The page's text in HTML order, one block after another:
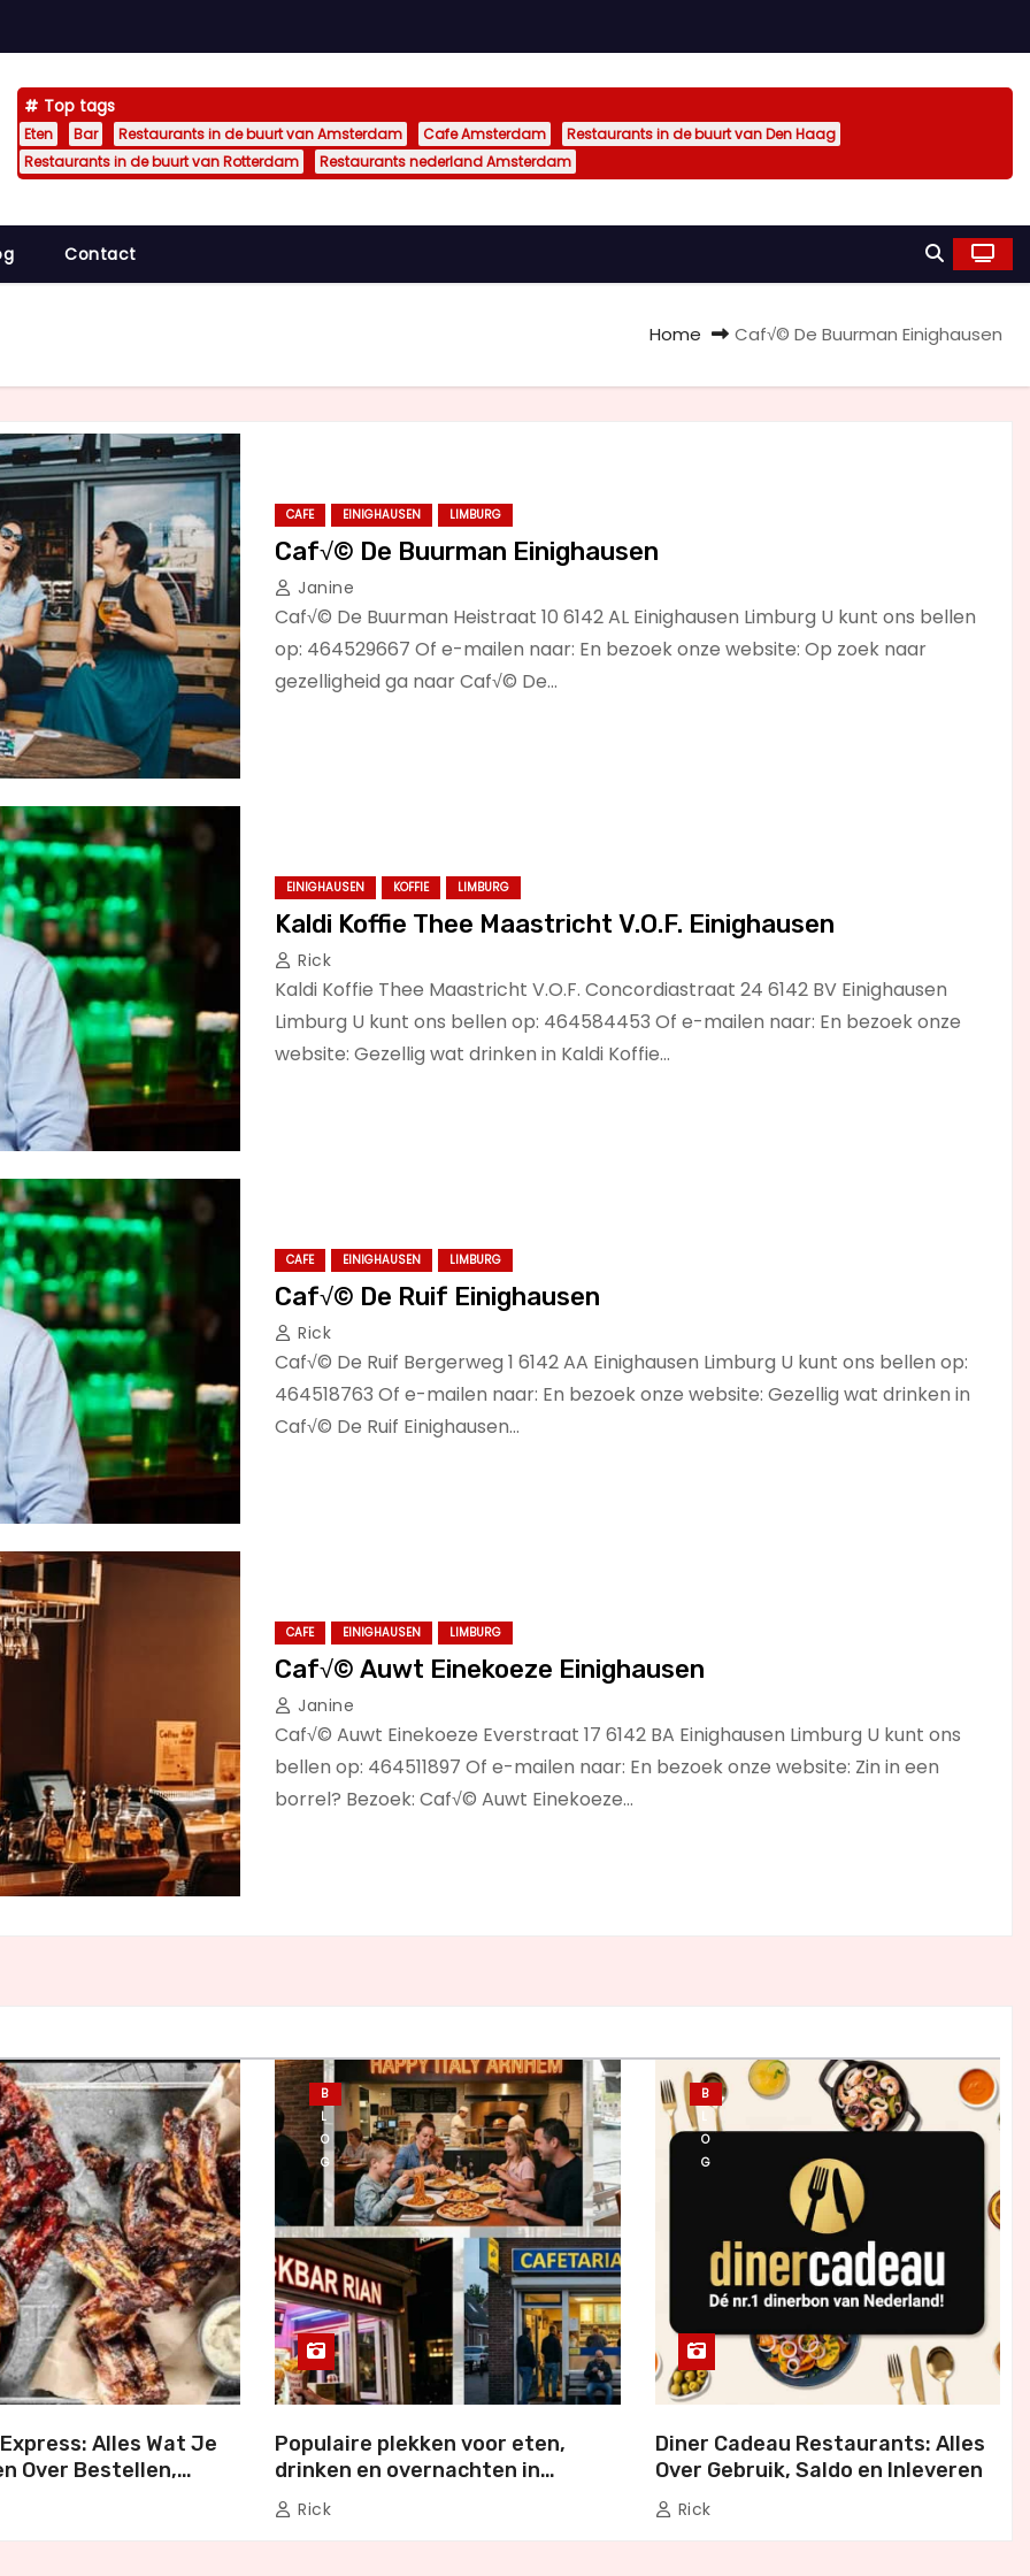
Top tags
Eten Bar Restaurants in de buurt van Amsterdam Cafe Amsterdam
Restaurants in de buurt van Den Haag
Restaurants in de buurt van Rotterdam
Restaurants nederland Amsterdam
Contact
Home Caf√© De Buurman Einighausen
CAFE EINIGHAUSEN LIMBURG
Caf√© De Buurman Einighausen
Janine
Caf√© De Buurman Heistraat 10 6142 AL Einighausen Limburg U kunt ons bellen
op: 464529667 Of e-mailen naar: En bezoek onze website: Op zoek naar
gezelligheid ga naar Caf√© De…
EINIGHAUSEN KOFFIE LIMBURG
Kaldi Koffie Thee Maastricht V.O.F. Einighausen
Rick
Kaldi Koffie Thee Maastricht V.O.F. Concordiastraat 24 6142 BV Einighausen
Limburg U kunt ons bellen op: 464584453 Of e-mailen naar: En bezoek onze
website: Gezellig wat drinken in Kaldi Koffie…
CAFE EINIGHAUSEN LIMBURG
Caf√© De Ruif Einighausen
Rick
Caf√© De Ruif Bergerweg 1 6142 AA Einighausen Limburg U kunt ons bellen op:
464518763 Of e-mailen naar: En bezoek onze website: Gezellig wat drinken in
Caf√© De Ruif Einighausen…
CAFE EINIGHAUSEN LIMBURG
Caf√© Auwt Einekoeze Einighausen
Janine
Caf√© Auwt Einekoeze Everstraat 17 6142 BA Einighausen Limburg U kunt ons
bellen op: 464511897 Of e-mailen naar: En bezoek onze website: Zin in een
borrel? Bezoek: Caf√© Auwt Einekoeze…
Alles Wat Je
Over Bestellen,
B
L
O
G
Populaire plekken voor eten,
drinken en overnachten in
Nederland
Rick
B
L
O
G
Diner Cadeau Restaurants: Alles
Over Gebruik, Saldo en Inleveren
Rick